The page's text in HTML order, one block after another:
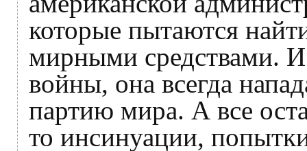
которые пытаются
мирными средствами. И
войны, она всегда
партию мира. А все
то инсинуации,